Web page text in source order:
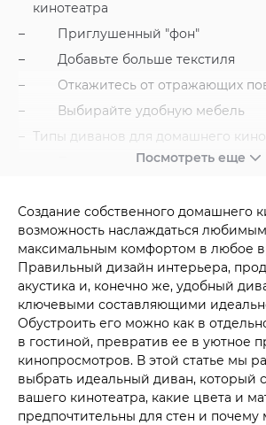
кинотеатра
Приглушенный "фон"
Добавьте больше текстиля
Откажитесь от отражающих
Выбирайте удобную мебель
Типы диванов для домашнего
Модульный
Как правильно разместить диван
Лучшие диваны для домашнего
«Гливер»
Француз
Итальянец
Фри Euro Lounge
Элизиум
Заключение
Посмотреть еще
Создание собственного домашнего
возможность наслаждаться
максимальным комфортом в любое
Правильный дизайн интерьера,
акустика и, конечно же, удобный
ключевыми составляющими
Обустроить его можно как в
в гостиной, превратив ее в уютное
кинопросмотров. В этой статье мы
выбрать идеальный диван, который
вашего кинотеатра, какие цвета и
предпочтительны для стен и почему